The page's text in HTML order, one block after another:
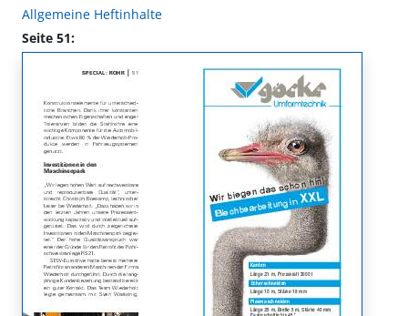
Allgemeine Heftinhalte
Seite 51: